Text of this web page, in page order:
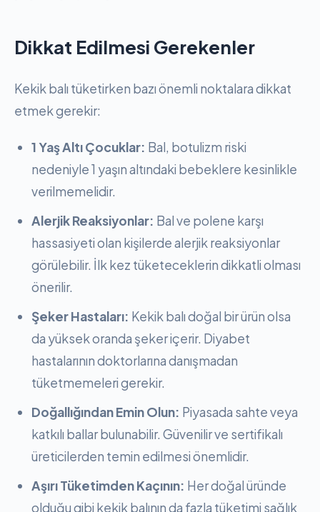
Dikkat Edilmesi Gerekenler
Kekik balı tüketirken bazı önemli noktalara dikkat
etmek gerekir:
1 Yaş Altı Çocuklar: Bal, botulizm riski
nedeniyle 1 yaşın altındaki bebeklere kesinlikle
verilmemelidir.
Alerjik Reaksiyonlar: Bal ve polene karşı
hassasiyeti olan kişilerde alerjik reaksiyonlar
görülebilir. İlk kez tüketeceklerin dikkatli olması
önerilir.
Şeker Hastaları: Kekik balı doğal bir ürün olsa
da yüksek oranda şeker içerir. Diyabet
hastalarının doktorlarına danışmadan
tüketmemeleri gerekir.
Doğallığından Emin Olun: Piyasada sahte veya
katkılı ballar bulunabilir. Güvenilir ve sertifikalı
üreticilerden temin edilmesi önemlidir.
Aşırı Tüketimden Kaçının: Her doğal üründe
olduğu gibi kekik balının da fazla tüketimi sağlık